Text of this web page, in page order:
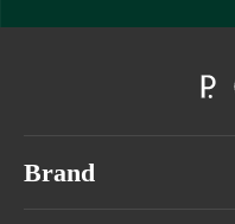
Brand